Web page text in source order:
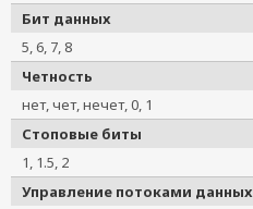
Бит данных
5, 6, 7, 8
Четность
нет, чет, нечет, 0, 1
Стоповые биты
1, 1.5, 2
Управление потоками данных